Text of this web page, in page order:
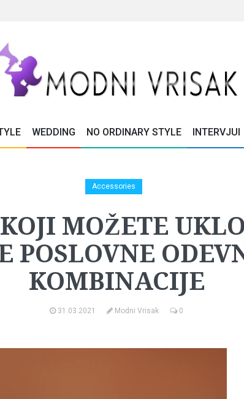
WEDDING NO ORDINARY STYLE INTERVJUI
Accessories
MOŽETE
POSLOVNE
KOMBINACIJE
31.03.2021 Modni Vrisak 0